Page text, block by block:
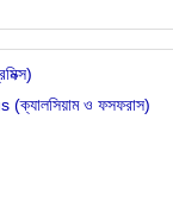
ও ফসফরাস)